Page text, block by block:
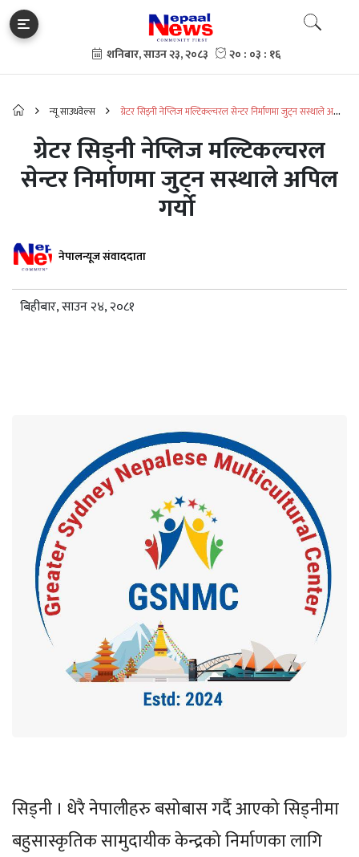
न्यू साउथवेल्स
ग्रेटर सिड्नी नेप्लिज मल्टिकल्चरल सेन्टर निर्माणमा जुट्न सस्थाले अपिल
ग्रेटर सिड्नी नेप्लिज मल्टिकल्चरल
सेन्टर निर्माणमा जुट्न सस्थाले अपिल
गर्यो
नेपालन्यूज संवाददाता
बिहीबार, साउन २४, २०८१
सिड्नी । धेरै नेपालीहरु बसोबास गर्दै आएको सिड्नीमा
बहुसास्कृतिक सामुदायीक केन्द्रको निर्माणका लागि